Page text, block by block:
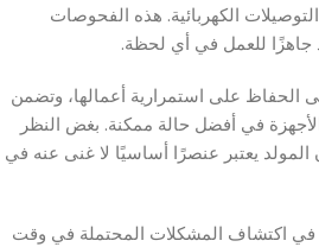
التوصيلات الكهربائية. هذه الفحوصات
جاهزًا للعمل في أي لحظة.
الحفاظ على استمرارية أعمالها، وتضمن
في أفضل حالة ممكنة. بغض النظر
يعتبر عنصرًا أساسيًا لا غنى عنه في
في اكتشاف المشكلات المحتملة في وقت